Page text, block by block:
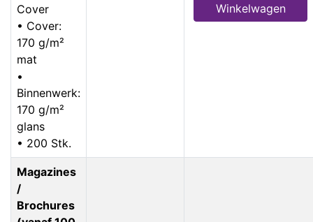
Cover
• Cover:
170 g/m²
mat
•
Binnenwerk:
170 g/m²
glans
• 200 Stk.
Winkelwagen
Magazines
/
Brochures